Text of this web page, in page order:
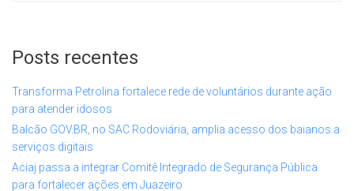
Posts recentes
Transforma Petrolina fortalece rede de voluntários durante ação
para atender idosos
Balcão GOV.BR, no SAC Rodoviária, amplia acesso dos baianos a
serviços digitais
Aciaj passa a integrar Comitê Integrado de Segurança Pública
para fortalecer ações em Juazeiro